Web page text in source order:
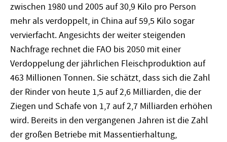
zwischen 1980 und 2005 auf 30,9 Kilo pro Person
mehr als verdoppelt, in China auf 59,5 Kilo sogar
vervierfacht. Angesichts der weiter steigenden
Nachfrage rechnet die FAO bis 2050 mit einer
Verdoppelung der jährlichen Fleischproduktion auf
463 Millionen Tonnen. Sie schätzt, dass sich die Zahl
der Rinder von heute 1,5 auf 2,6 Milliarden, die der
Ziegen und Schafe von 1,7 auf 2,7 Milliarden erhöhen
wird. Bereits in den vergangenen Jahren ist die Zahl
der großen Betriebe mit Massentierhaltung,